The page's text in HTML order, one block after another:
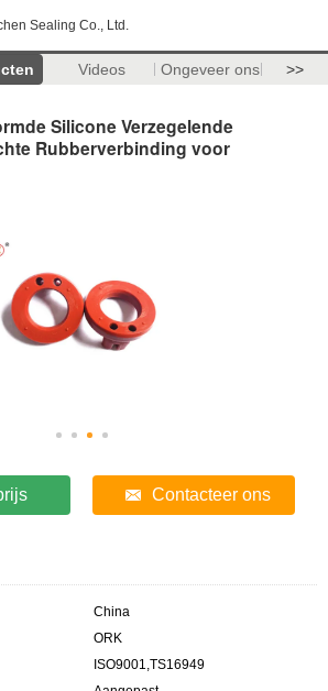
Sealing Co., Ltd.
Videos Ongeveer ons >>
Silicone Verzegelende
Rubberverbinding voor
Contacteer ons
China
ORK
ISO9001,TS16949